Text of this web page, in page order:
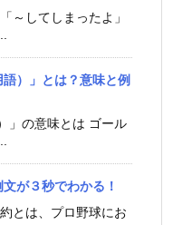
～してしまったよ」
語）」とは？意味と例
」の意味とは ゴール
が３秒でわかる！
とは、プロ野球にお